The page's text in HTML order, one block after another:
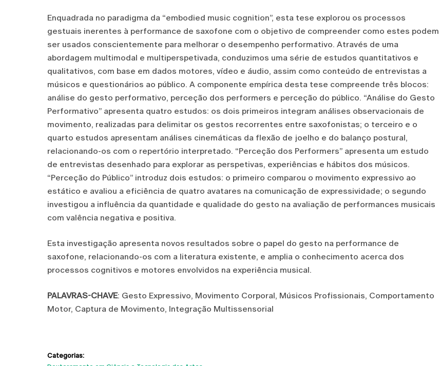
Enquadrada no paradigma da “embodied music cognition”, esta tese explorou os processos
gestuais inerentes à performance de saxofone com o objetivo de compreender como estes podem
ser usados conscientemente para melhorar o desempenho performativo. Através de uma
abordagem multimodal e multiperspetivada, conduzimos uma série de estudos quantitativos e
qualitativos, com base em dados motores, vídeo e áudio, assim como conteúdo de entrevistas a
músicos e questionários ao público. A componente empírica desta tese compreende três blocos:
análise do gesto performativo, perceção dos performers e perceção do público. “Análise do Gesto
Performativo” apresenta quatro estudos: os dois primeiros integram análises observacionais de
movimento, realizadas para delimitar os gestos recorrentes entre saxofonistas; o terceiro e o
quarto estudos apresentam análises cinemáticas da flexão de joelho e do balanço postural,
relacionando-os com o repertório interpretado. “Perceção dos Performers” apresenta um estudo
de entrevistas desenhado para explorar as perspetivas, experiências e hábitos dos músicos.
“Perceção do Público” introduz dois estudos: o primeiro comparou o movimento expressivo ao
estático e avaliou a eficiência de quatro avatares na comunicação de expressividade; o segundo
investigou a influência da quantidade e qualidade do gesto na avaliação de performances musicais
com valência negativa e positiva.
Esta investigação apresenta novos resultados sobre o papel do gesto na performance de
saxofone, relacionando-os com a literatura existente, e amplia o conhecimento acerca dos
processos cognitivos e motores envolvidos na experiência musical.
PALAVRAS-CHAVE: Gesto Expressivo, Movimento Corporal, Músicos Profissionais, Comportamento
Motor, Captura de Movimento, Integração Multissensorial
Categorias: